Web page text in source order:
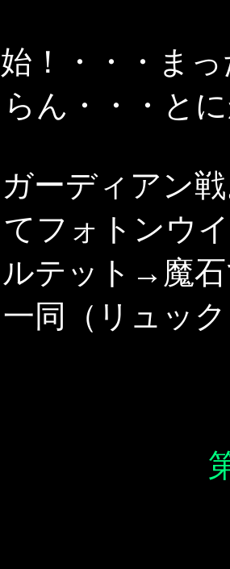
！・・・ま
ん・・・と
ーディアン
フォトンウ
テット→魔
同（リュッ